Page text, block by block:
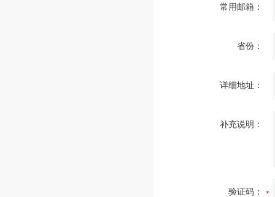
常用邮箱：
省份：
详细地址：
补充说明：
验证码：